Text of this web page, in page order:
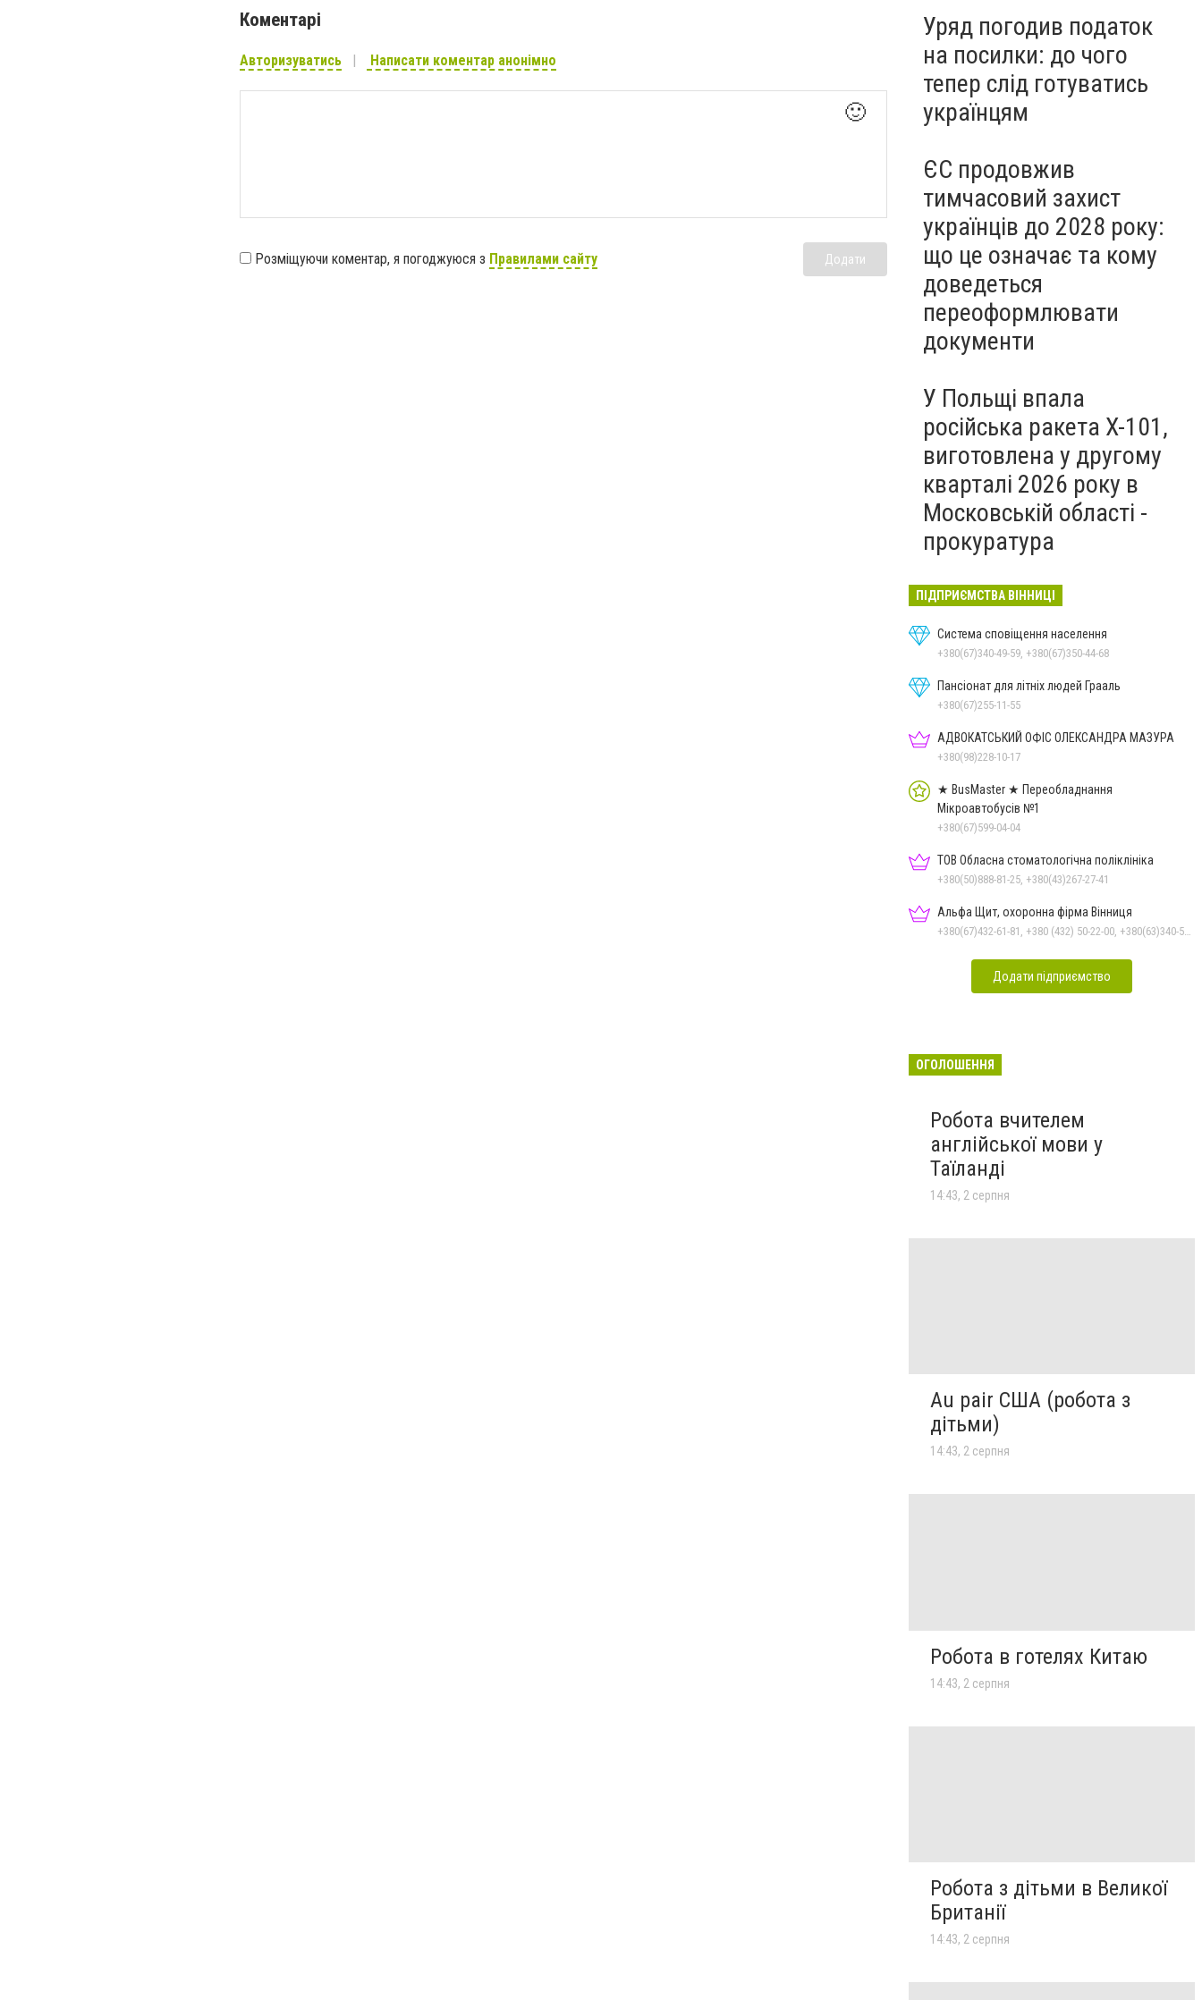
Коментарі
Авторизуватись Написати коментар анонімно
🙂
Розміщуючи коментар, я погоджуюся з Правилами сайту Додати
Уряд погодив податок
на посилки: до чого
тепер слід готуватись
українцям
ЄС продовжив
тимчасовий захист
українців до 2028 року:
що це означає та кому
доведеться
переоформлювати
документи
У Польщі впала
російська ракета X-101,
виготовлена у другому
кварталі 2026 року в
Московській області -
прокуратура
ПІДПРИЄМСТВА ВІННИЦІ
Система сповіщення населення
+380(67)340-49-59, +380(67)350-44-68
Пансіонат для літніх людей Грааль
+380(67)255-11-55
АДВОКАТСЬКИЙ ОФІС ОЛЕКСАНДРА МАЗУРА
+380(98)228-10-17
★ BusMaster ★ Переобладнання
Мікроавтобусів №1
+380(67)599-04-04
ТОВ Обласна стоматологічна поліклініка
+380(50)888-81-25, +380(43)267-27-41
Альфа Щит, охоронна фірма Вінниця
+380(67)432-61-81, +380 (432) 50-22-00, +380(63)340-58-58
Додати підприємство
ОГОЛОШЕННЯ
Робота вчителем
англійської мови у
Таїланді
14:43, 2 серпня
Au pair США (робота з
дітьми)
14:43, 2 серпня
Робота в готелях Китаю
14:43, 2 серпня
Робота з дітьми в Великої
Британії
14:43, 2 серпня